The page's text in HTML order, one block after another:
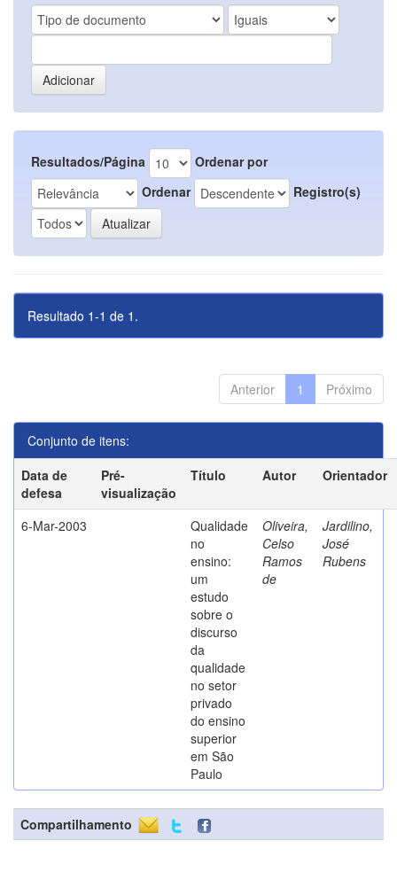
Resultados/Página
Ordenar por
Ordenar
Registro(s)
Resultado 1-1 de 1.
Anterior 1 Próximo
Conjunto de itens:
Data de
defesa
Pré-
visualização
Título Autor Orientador
6-Mar-2003
Qualidade
no
ensino:
um
estudo
sobre o
discurso
da
qualidade
no setor
privado
do ensino
superior
em São
Paulo
Oliveira,
Celso
Ramos
de
Jardilino,
José
Rubens
Compartilhamento